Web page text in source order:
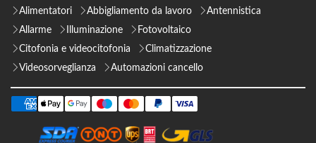
Alimentatori
Abbigliamento da lavoro
Antennistica
Allarme
Illuminazione
Fotovoltaico
Citofonia e videocitofonia
Climatizzazione
Videosorveglianza
Automazioni cancello